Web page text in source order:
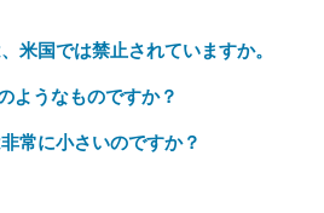
米国では禁止されていますか。
ようなものですか？
常に小さいのですか？